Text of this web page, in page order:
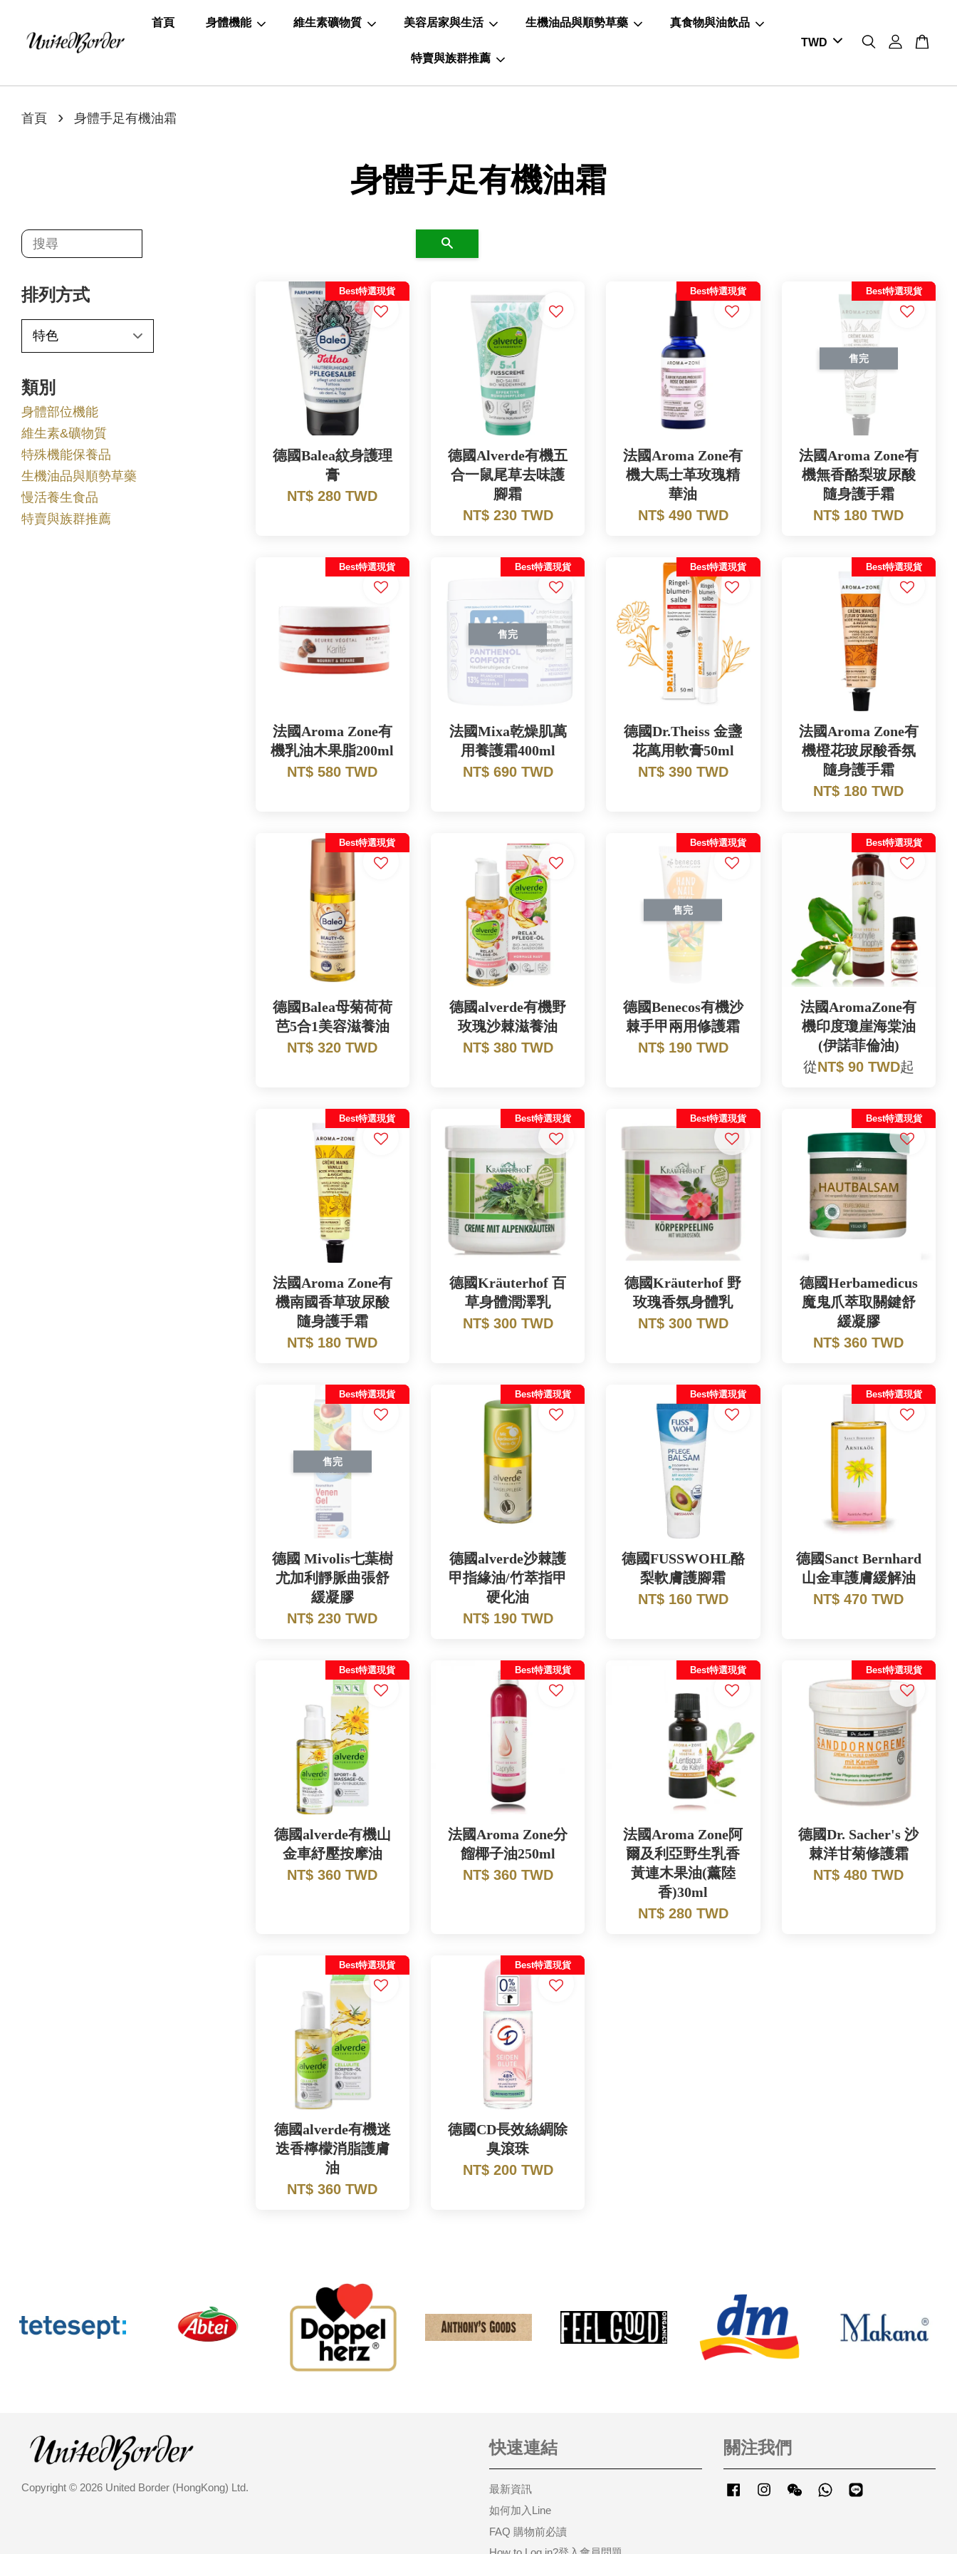
首頁 身體機能 維生素礦物質 美容居家與生活 生機油品與順勢草藥 真食物與油飲品
特賣與族群推薦
首頁 › 身體手足有機油霜
身體手足有機油霜
排列方式
類別
身體部位機能
維生素&礦物質
特殊機能保養品
生機油品與順勢草藥
慢活養生食品
特賣與族群推薦
Best特選現貨
德國Balea紋身護理
膏
NT$ 280 TWD
德國Alverde有機五
合一鼠尾草去味護
腳霜
NT$ 230 TWD
Best特選現貨
法國Aroma Zone有
機大馬士革玫瑰精
華油
NT$ 490 TWD
售完
Best特選現貨
法國Aroma Zone有
機無香酪梨玻尿酸
隨身護手霜
NT$ 180 TWD
Best特選現貨
法國Aroma Zone有
機乳油木果脂200ml
NT$ 580 TWD
售完
Best特選現貨
法國Mixa乾燥肌萬
用養護霜400ml
NT$ 690 TWD
Best特選現貨
德國Dr.Theiss 金盞
花萬用軟膏50ml
NT$ 390 TWD
Best特選現貨
法國Aroma Zone有
機橙花玻尿酸香氛
隨身護手霜
NT$ 180 TWD
Best特選現貨
德國Balea母菊荷荷
芭5合1美容滋養油
NT$ 320 TWD
德國alverde有機野
玫瑰沙棘滋養油
NT$ 380 TWD
售完
Best特選現貨
德國Benecos有機沙
棘手甲兩用修護霜
NT$ 190 TWD
Best特選現貨
法國AromaZone有
機印度瓊崖海棠油
(伊諾菲倫油)
從NT$ 90 TWD起
Best特選現貨
法國Aroma Zone有
機南國香草玻尿酸
隨身護手霜
NT$ 180 TWD
Best特選現貨
德國Kräuterhof 百
草身體潤澤乳
NT$ 300 TWD
Best特選現貨
德國Kräuterhof 野
玫瑰香氛身體乳
NT$ 300 TWD
Best特選現貨
德國Herbamedicus
魔鬼爪萃取關鍵舒
緩凝膠
NT$ 360 TWD
售完
Best特選現貨
德國 Mivolis七葉樹
尤加利靜脈曲張舒
緩凝膠
NT$ 230 TWD
Best特選現貨
德國alverde沙棘護
甲指緣油/竹萃指甲
硬化油
NT$ 190 TWD
Best特選現貨
德國FUSSWOHL酪
梨軟膚護腳霜
NT$ 160 TWD
Best特選現貨
德國Sanct Bernhard
山金車護膚緩解油
NT$ 470 TWD
Best特選現貨
德國alverde有機山
金車紓壓按摩油
NT$ 360 TWD
Best特選現貨
法國Aroma Zone分
餾椰子油250ml
NT$ 360 TWD
Best特選現貨
法國Aroma Zone阿
爾及利亞野生乳香
黃連木果油(薰陸
香)30ml
NT$ 280 TWD
Best特選現貨
德國Dr. Sacher's 沙
棘洋甘菊修護霜
NT$ 480 TWD
Best特選現貨
德國alverde有機迷
迭香檸檬消脂護膚
油
NT$ 360 TWD
Best特選現貨
德國CD長效絲綢除
臭滾珠
NT$ 200 TWD
Copyright © 2026 United Border (HongKong) Ltd.
快速連結
最新資訊
如何加入Line
FAQ 購物前必讀
關注我們
FacebookInstagramWechat Whatsapp